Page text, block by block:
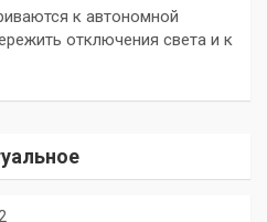
к автономной
отключения света и к